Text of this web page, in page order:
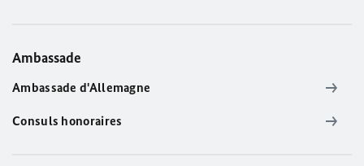
Ambassade
Ambassade d'Allemagne
Consuls honoraires